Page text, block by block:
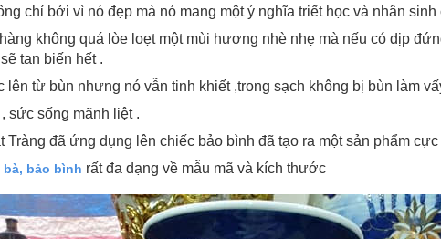
chỉ bởi vì nó đẹp mà nó mang một ý nghĩa triết học và nhân sinh
không quá lòe loẹt một mùi hương nhè nhẹ mà nếu có dịp
tan biến hết .
từ bùn nhưng nó vẫn tinh khiết ,trong sạch không bị bùn làm
sức sống mãnh liệt .
đã ứng dụng lên chiếc bảo bình đã tạo ra một sản phẩm
bảo bình rất đa dạng về mẫu mã và kích thước